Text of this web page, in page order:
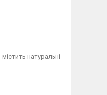
натуральні